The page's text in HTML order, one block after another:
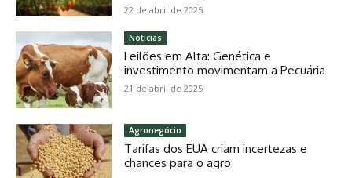
22 de abril de 2025
Notícias
Leilões em Alta: Genética e
investimento movimentam a Pecuária
21 de abril de 2025
Agronegócio
Tarifas dos EUA criam incertezas e
chances para o agro